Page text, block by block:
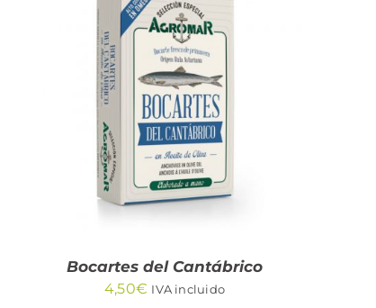
AÑADIR AL CARRITO
QUICK VIEW
Bocartes del Cantábrico
4,50€ IVA incluido